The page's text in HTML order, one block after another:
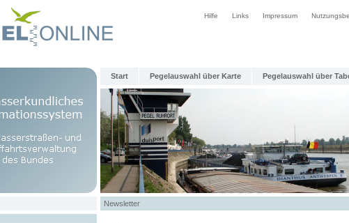
Hilfe Links Impressum
Start Pegelauswahl über Karte Pegelauswahl über
Newsletter